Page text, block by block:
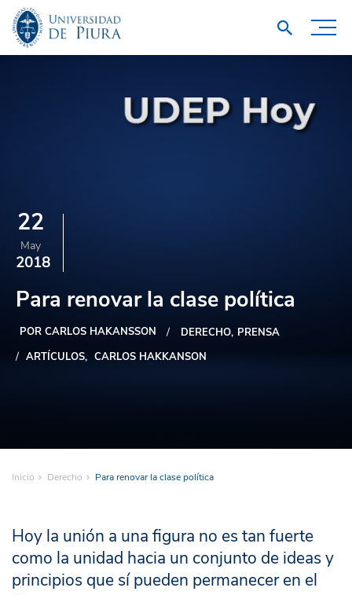
22
May
2018
Para renovar la clase política
POR CARLOS HAKANSSON DERECHO PRENSA
ARTÍCULOS
CARLOS HAKKANSON
Inicio Derecho Para renovar la clase política
Hoy la unión a una figura no es tan fuerte
como la unidad hacia un conjunto de ideas y
principios que sí pueden permanecer en el